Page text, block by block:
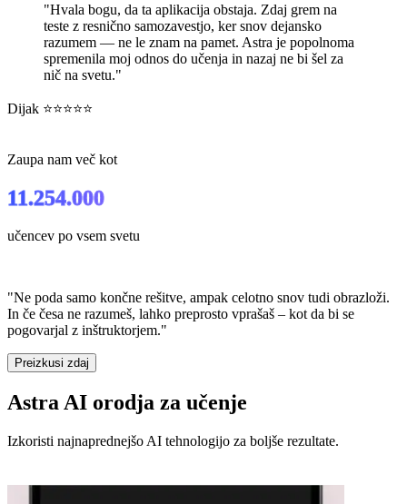
"Hvala bogu, da ta aplikacija obstaja. Zdaj grem na
teste z resnično samozavestjo, ker snov dejansko
razumem — ne le znam na pamet. Astra je popolnoma
spremenila moj odnos do učenja in nazaj ne bi šel za
nič na svetu."
Dijak ⭐⭐⭐⭐⭐
Zaupa nam več kot
11.254.000
učencev po vsem svetu
"Ne poda samo končne rešitve, ampak celotno snov tudi obrazloži.
In če česa ne razumeš, lahko preprosto vprašaš – kot da bi se
pogovarjal z inštruktorjem."
Preizkusi zdaj
Astra AI orodja za učenje
Izkoristi najnaprednejšo AI tehnologijo za boljše rezultate.